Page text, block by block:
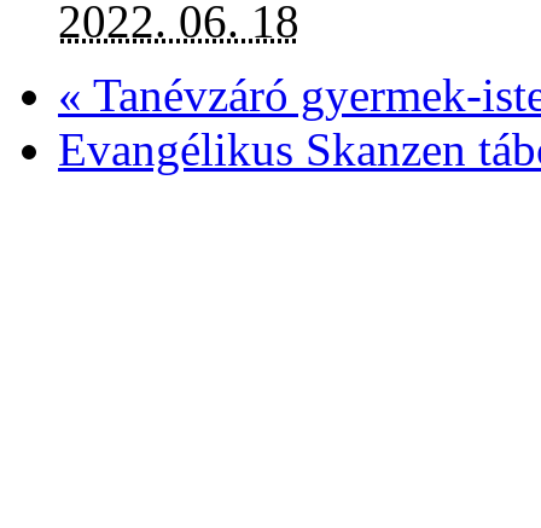
2022. 06. 18
« Tanévzáró gyermek-
Evangélikus Skanzen